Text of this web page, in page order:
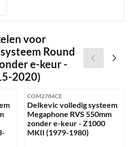
voor
Round
e-keur -
2020)
Artikelnummer
COM2784CE
Delkevic volledig systeem
Megaphone RVS 550mm
zonder e-keur - Z1000
MKII (1979-1980)